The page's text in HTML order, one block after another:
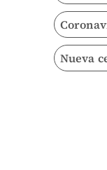
Nueva